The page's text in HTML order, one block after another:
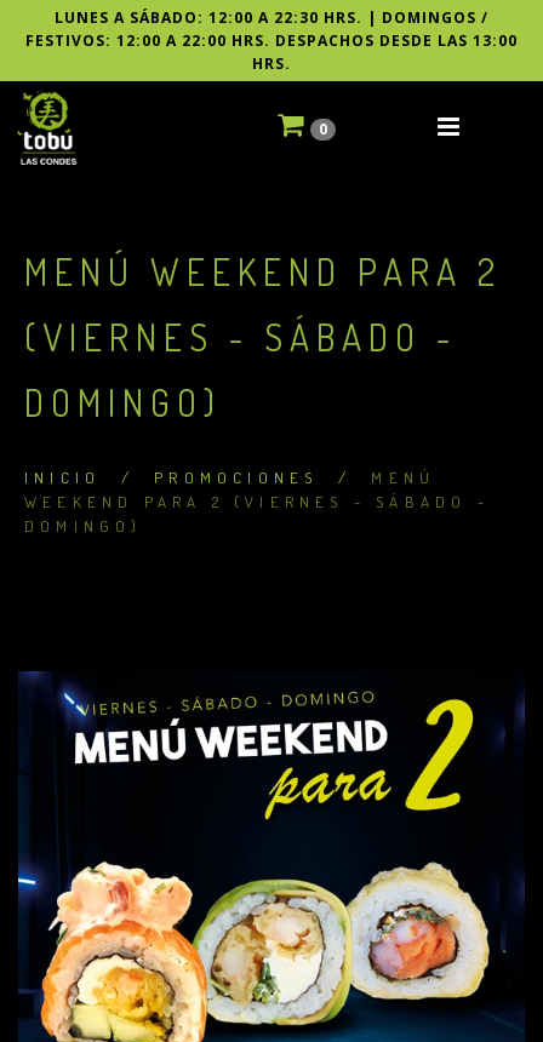
LUNES A SÁBADO: 12:00 A 22:30 HRS. | DOMINGOS /
FESTIVOS: 12:00 A 22:00 HRS. DESPACHOS DESDE LAS 13:00
HRS.
0
MENÚ WEEKEND PARA 2
(VIERNES - SÁBADO -
DOMINGO)
INICIO / PROMOCIONES / MENÚ
WEEKEND PARA 2 (VIERNES - SÁBADO -
DOMINGO)